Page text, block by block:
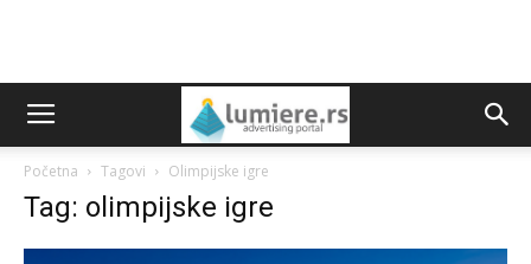
Početna Tagovi Olimpijske igre
Tag: olimpijske igre